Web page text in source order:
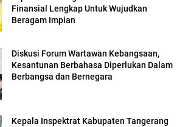
Finansial Lengkap Untuk Wujudkan
Beragam Impian
Diskusi Forum Wartawan Kebangsaan,
Kesantunan Berbahasa Diperlukan Dalam
Berbangsa dan Bernegara
Kepala Inspektrat Kabupaten Tangerang